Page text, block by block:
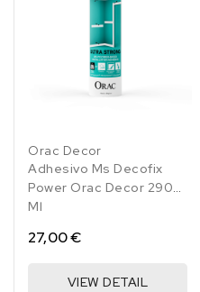
Orac Decor
Adhesivo Ms Decofix
Power Orac Decor 290
Ml
27,00 €
VIEW DETAIL